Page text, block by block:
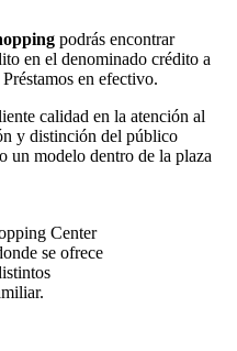
podrás encontrar
en el denominado crédito a
en efectivo.
calidad en la atención al
y distinción del público
un modelo dentro de la plaza
Center
se ofrece